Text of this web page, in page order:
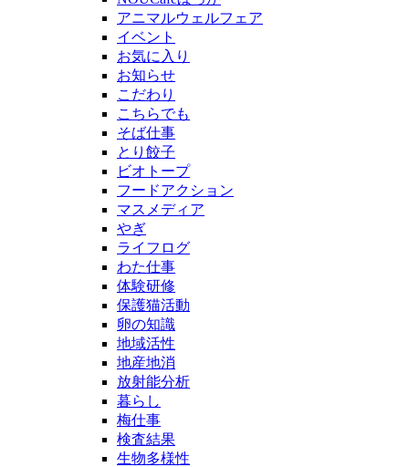
アニマルウェルフェア
イベント
お気に入り
お知らせ
こだわり
こちらでも
そば仕事
とり餃子
ビオトープ
フードアクション
マスメディア
やぎ
ライフログ
わた仕事
体験研修
保護猫活動
卵の知識
地域活性
地産地消
放射能分析
暮らし
梅仕事
検査結果
生物多様性